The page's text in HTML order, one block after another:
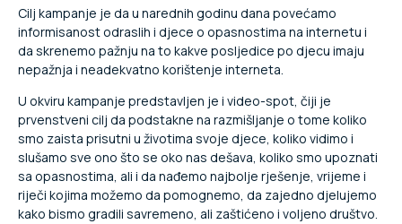
Cilj kampanje je da u narednih godinu dana povećamo
informisanost odraslih i djece o opasnostima na internetu i
da skrenemo pažnju na to kakve posljedice po djecu imaju
nepažnja i neadekvatno korištenje interneta.
U okviru kampanje predstavljen je i video-spot, čiji je
prvenstveni cilj da podstakne na razmišljanje o tome koliko
smo zaista prisutni u životima svoje djece, koliko vidimo i
slušamo sve ono što se oko nas dešava, koliko smo upoznati
sa opasnostima, ali i da nađemo najbolje rješenje, vrijeme i
riječi kojima možemo da pomognemo, da zajedno djelujemo
kako bismo gradili savremeno, ali zaštićeno i voljeno društvo.